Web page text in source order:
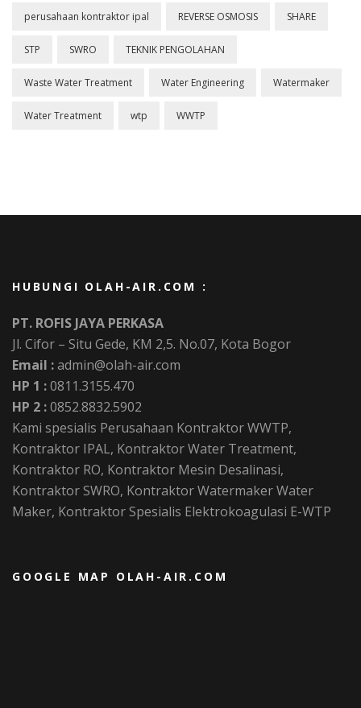
perusahaan kontraktor ipal REVERSE OSMOSIS SHARE
STP SWRO TEKNIK PENGOLAHAN
Waste Water Treatment Water Engineering Watermaker
Water Treatment wtp WWTP
HUBUNGI OLAH-AIR.COM :
PT. ROFIS JAYA PERKASA
Jl. Cifor – Situ Gede, KM 2,5. No.07, Kota Bogor
Email :admin@olah-air.com
HP 1 :0811.3155.470
HP 2 :0852.8832.5902
Kami spesialis Perusahaan Kontraktor WWTP,
Kontraktor IPAL, Kontraktor Water Treatment,
Kontraktor RO, Kontraktor Mesin Desalinasi,
Kontraktor SWRO, Kontraktor Watermaker Water
Maker, Kontraktor Spesialis Elektrokoagulasi E-WTP
GOOGLE MAP OLAH-AIR.COM